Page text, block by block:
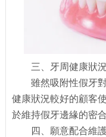
三、牙周健康狀
雖然吸附性假牙
健康狀況較好的顧客
於維持假牙邊緣的密
四、願意配合維